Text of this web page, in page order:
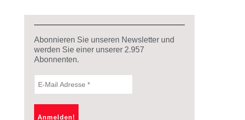
Abonnieren Sie unseren Newsletter und
werden Sie einer unserer 2.957
Abonnenten.